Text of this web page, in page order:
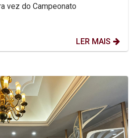
vez do Campeonato
LER MAIS